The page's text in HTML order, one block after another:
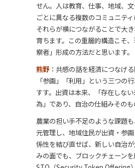
せん。人は教育、仕事、地域、
ごとに異なる複数のコミュニティ
それらが横につながることで大
育ちます。この重層的構造こそ
察者」形成の方法だと思います。
熊野 ：共感の話を経済につなげ
「参画」「利用」という三つの
すす。出資は本来、「存在しな
為」であり、自治の仕組みそのも
農業の担い手不足のような課題
元管理し、地域住民が出資・参
係性を結び直せば、新しい自治
みの面でも、ブロックチェーン